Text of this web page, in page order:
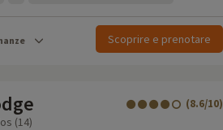
Scoprire e prenotare
(8.6/10)
(14)